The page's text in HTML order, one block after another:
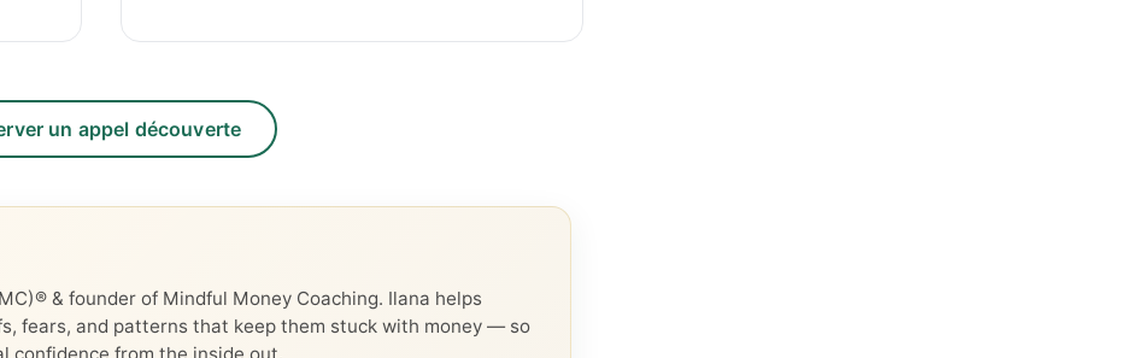
un appel découverte
& founder of Mindful Money Coaching. Ilana helps
fears, and patterns that keep them stuck with money — so
confidence from the inside out.